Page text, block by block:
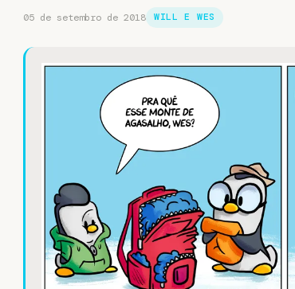
05 de setembro de 2018 WILL E WES